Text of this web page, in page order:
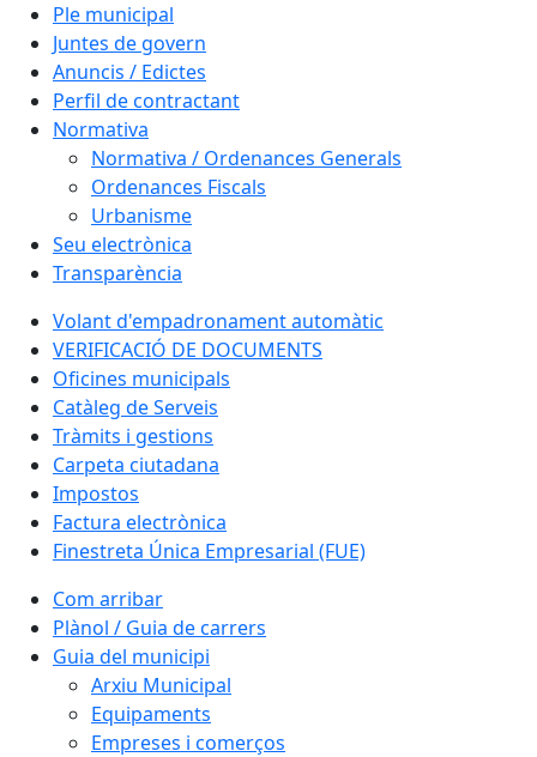
Ple municipal
Juntes de govern
Anuncis / Edictes
Perfil de contractant
Normativa
Normativa / Ordenances Generals
Ordenances Fiscals
Urbanisme
Seu electrònica
Transparència
Volant d'empadronament automàtic
VERIFICACIÓ DE DOCUMENTS
Oficines municipals
Catàleg de Serveis
Tràmits i gestions
Carpeta ciutadana
Impostos
Factura electrònica
Finestreta Única Empresarial (FUE)
Com arribar
Plànol / Guia de carrers
Guia del municipi
Arxiu Municipal
Equipaments
Empreses i comerços